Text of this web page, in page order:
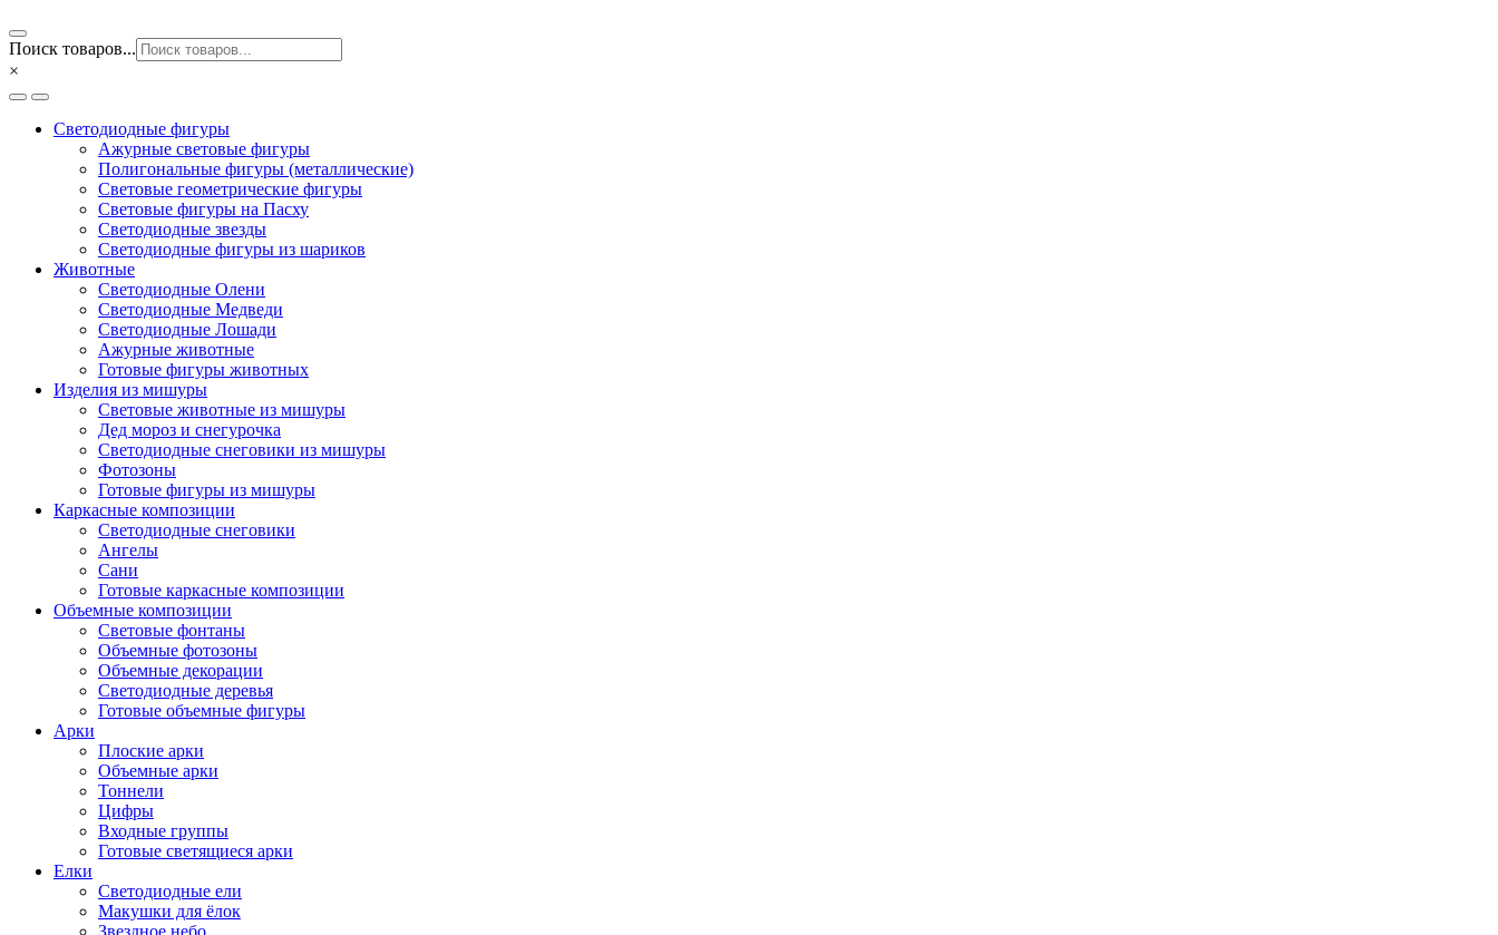
Поиск товаров...
×
Светодиодные фигуры
Ажурные световые фигуры
Полигональные фигуры (металлические)
Световые геометрические фигуры
Световые фигуры на Пасху
Светодиодные звезды
Светодиодные фигуры из шариков
Животные
Светодиодные Олени
Светодиодные Медведи
Светодиодные Лошади
Ажурные животные
Готовые фигуры животных
Изделия из мишуры
Световые животные из мишуры
Дед мороз и снегурочка
Светодиодные снеговики из мишуры
Фотозоны
Готовые фигуры из мишуры
Каркасные композиции
Светодиодные снеговики
Ангелы
Сани
Готовые каркасные композиции
Объемные композиции
Световые фонтаны
Объемные фотозоны
Объемные декорации
Светодиодные деревья
Готовые объемные фигуры
Арки
Плоские арки
Объемные арки
Тоннели
Цифры
Входные группы
Готовые светящиеся арки
Елки
Светодиодные ели
Макушки для ёлок
Звездное небо